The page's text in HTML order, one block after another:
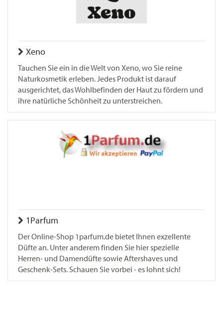
Xeno
Tauchen Sie ein in die Welt von Xeno, wo Sie reine
Naturkosmetik erleben. Jedes Produkt ist darauf
ausgerichtet, das Wohlbefinden der Haut zu fördern und
ihre natürliche Schönheit zu unterstreichen.
1Parfum
Der Online-Shop 1parfum.de bietet Ihnen exzellente
Düfte an. Unter anderem finden Sie hier spezielle
Herren- und Damendüfte sowie Aftershaves und
Geschenk-Sets. Schauen Sie vorbei - es lohnt sich!